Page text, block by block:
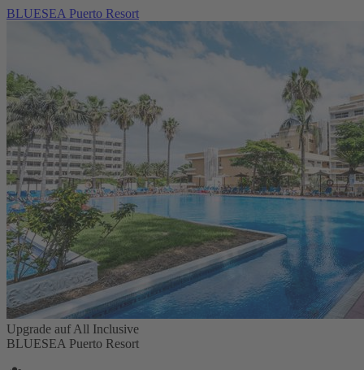
BLUESEA Puerto Resort
Upgrade auf All Inclusive
BLUESEA Puerto Resort